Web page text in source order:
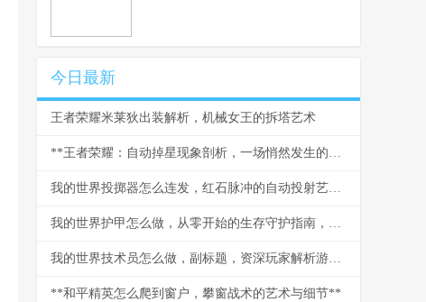
今日最新
王者荣耀米莱狄出装解析，机械女王的拆塔艺术
**王者荣耀：自动掉星现象剖析，一场悄然发生的信任危机**
我的世界投掷器怎么连发，红石脉冲的自动投射艺术，红石玩家的进阶乐章
我的世界护甲怎么做，从零开始的生存守护指南，副标题探索打造与强化的终极奥秘
我的世界技术员怎么做，副标题，资深玩家解析游戏科技进阶之路
**和平精英怎么爬到窗户，攀窗战术的艺术与细节**